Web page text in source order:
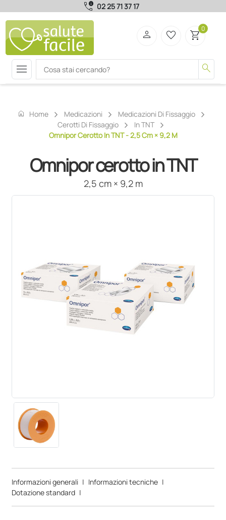
call_quality 02 25 71 37 17
menu search
person favorite_border shopping_cart0
home Home Medicazioni
Medicazioni Di Fissaggio
Cerotti Di Fissaggio
In TNT
Omnipor Cerotto In TNT - 2,5 Cm × 9,2 M
Omnipor cerotto in TNT
2,5 cm × 9,2 m
Informazioni generali | Informazioni tecniche |
Dotazione standard |